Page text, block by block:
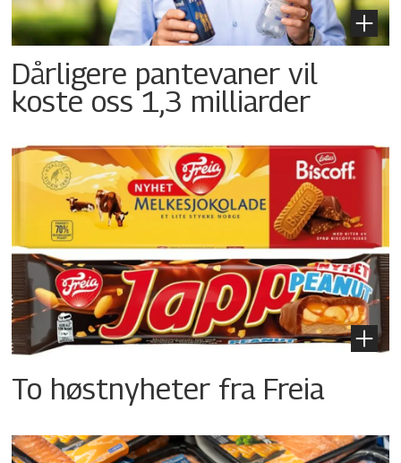
Dårligere pantevaner vil
koste oss 1,3 milliarder
To høstnyheter fra Freia